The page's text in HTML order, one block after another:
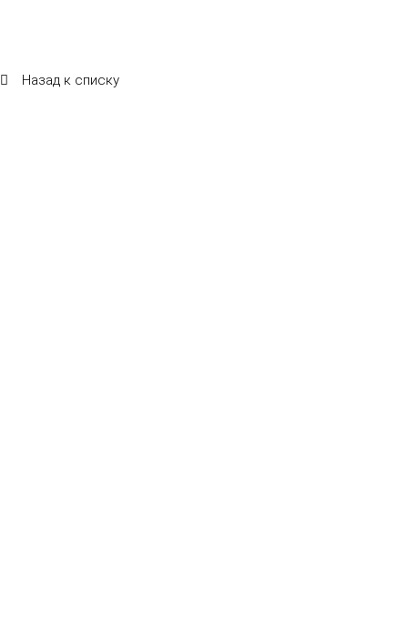
Назад к списку